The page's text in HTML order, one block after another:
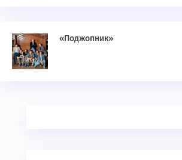
«Поджопник»